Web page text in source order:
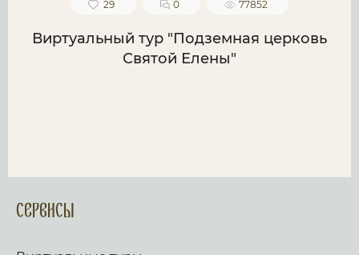
29 0 77852
Виртуальный тур "Подземная церковь
Святой Елены"
Сервисы